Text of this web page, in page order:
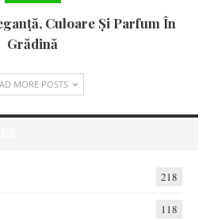
Culoare Și Parfum În
Grădină
MORE POSTS
218
118